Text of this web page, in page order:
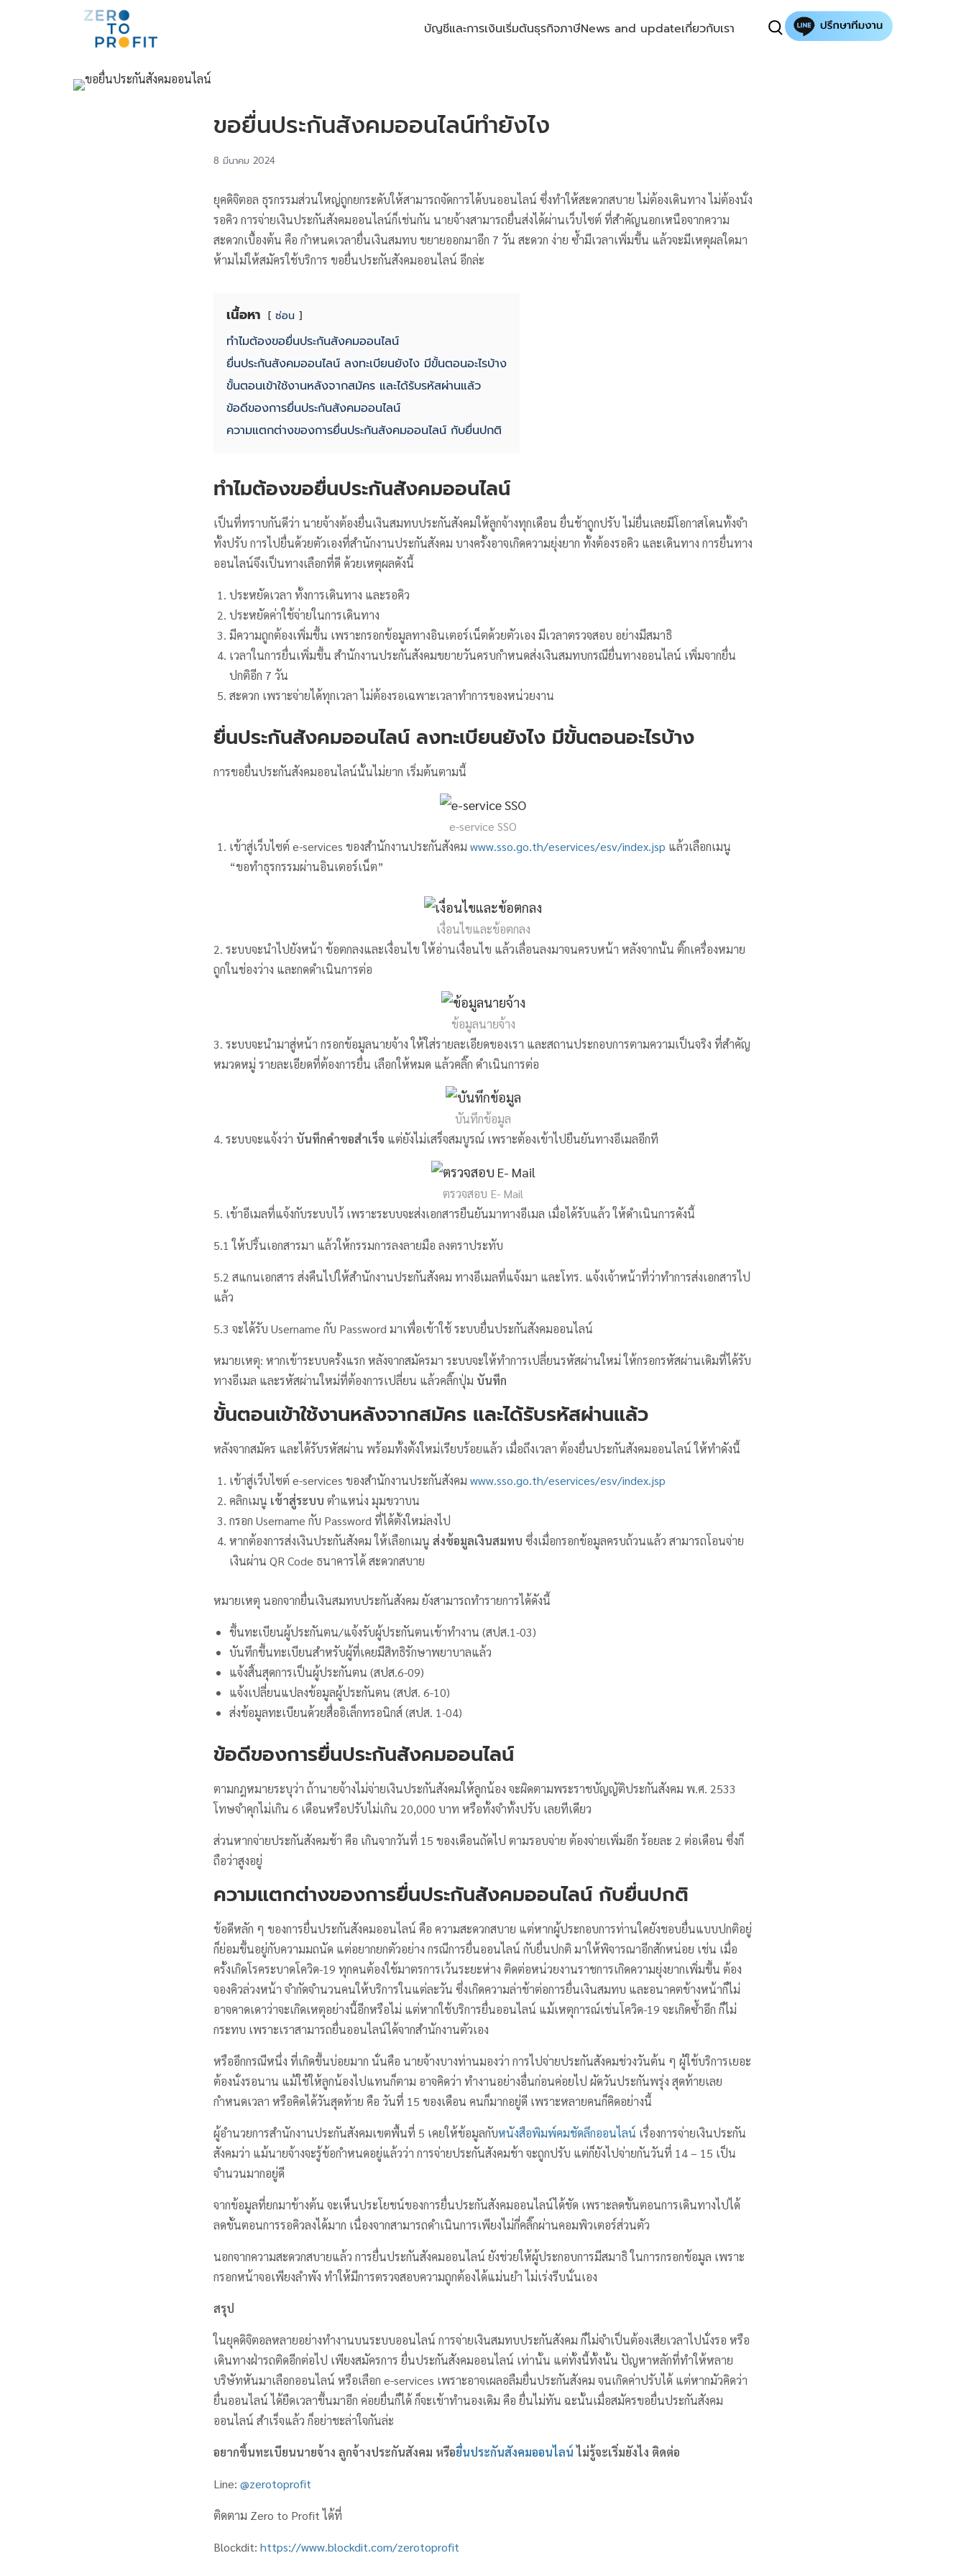
บัญชีและการเงินเริ่มต้นธุรกิจภาษีNews and updateเกี่ยวกับเรา
ขอยื่นประกันสังคมออนไลน์ทำยังไง
8 มีนาคม 2024
ยุคดิจิตอล ธุรกรรมส่วนใหญ่ถูกยกระดับให้สามารถจัดการได้บนออนไลน์ ซึ่งทำให้สะดวกสบาย ไม่ต้องเดินทาง ไม่ต้องนั่ง
รอคิว การจ่ายเงินประกันสังคมออนไลน์ก็เช่นกัน นายจ้างสามารถยื่นส่งได้ผ่านเว็บไซต์ ที่สำคัญนอกเหนือจากความ
สะดวกเบื้องต้น คือ กำหนดเวลายื่นเงินสมทบ ขยายออกมาอีก 7 วัน สะดวก ง่าย ซ้ำมีเวลาเพิ่มขึ้น แล้วจะมีเหตุผลใดมา
ห้ามไม่ให้สมัครใช้บริการ ขอยื่นประกันสังคมออนไลน์ อีกล่ะ
เนื้อหา ซ่อน
ทำไมต้องขอยื่นประกันสังคมออนไลน์
ยื่นประกันสังคมออนไลน์ ลงทะเบียนยังไง มีขั้นตอนอะไรบ้าง
ขั้นตอนเข้าใช้งานหลังจากสมัคร และได้รับรหัสผ่านแล้ว
ข้อดีของการยื่นประกันสังคมออนไลน์
ความแตกต่างของการยื่นประกันสังคมออนไลน์ กับยื่นปกติ
ทำไมต้องขอยื่นประกันสังคมออนไลน์
เป็นที่ทราบกันดีว่า นายจ้างต้องยื่นเงินสมทบประกันสังคมให้ลูกจ้างทุกเดือน ยื่นช้าถูกปรับ ไม่ยื่นเลยมีโอกาสโดนทั้งจำ
ทั้งปรับ การไปยื่นด้วยตัวเองที่สำนักงานประกันสังคม บางครั้งอาจเกิดความยุ่งยาก ทั้งต้องรอคิว และเดินทาง การยื่นทาง
ออนไลน์จึงเป็นทางเลือกที่ดี ด้วยเหตุผลดังนี้
ประหยัดเวลา ทั้งการเดินทาง และรอคิว
ประหยัดค่าใช้จ่ายในการเดินทาง
มีความถูกต้องเพิ่มขึ้น เพราะกรอกข้อมูลทางอินเตอร์เน็ตด้วยตัวเอง มีเวลาตรวจสอบ อย่างมีสมาธิ
เวลาในการยื่นเพิ่มขึ้น สำนักงานประกันสังคมขยายวันครบกำหนดส่งเงินสมทบกรณียื่นทางออนไลน์ เพิ่มจากยื่น
ปกติอีก 7 วัน
สะดวก เพราะจ่ายได้ทุกเวลา ไม่ต้องรอเฉพาะเวลาทำการของหน่วยงาน
ยื่นประกันสังคมออนไลน์ ลงทะเบียนยังไง มีขั้นตอนอะไรบ้าง
การขอยื่นประกันสังคมออนไลน์นั้นไม่ยาก เริ่มต้นตามนี้
e-service SSO
เข้าสู่เว็บไซต์ e-services ของสำนักงานประกันสังคม www.sso.go.th/eservices/esv/index.jsp แล้วเลือกเมนู
“ขอทำธุรกรรมผ่านอินเตอร์เน็ต”
เงื่อนไขและข้อตกลง
2. ระบบจะนำไปยังหน้า ข้อตกลงและเงื่อนไข ให้อ่านเงื่อนไข แล้วเลื่อนลงมาจนครบหน้า หลังจากนั้น ติ๊กเครื่องหมาย
ถูกในช่องว่าง และกดดำเนินการต่อ
ข้อมูลนายจ้าง
3. ระบบจะนำมาสู่หน้า กรอกข้อมูลนายจ้าง ให้ใส่รายละเอียดของเรา และสถานประกอบการตามความเป็นจริง ที่สำคัญ
หมวดหมู่ รายละเอียดที่ต้องการยื่น เลือกให้หมด แล้วคลิ๊ก ดำเนินการต่อ
บันทึกข้อมูล
4. ระบบจะแจ้งว่า บันทึกคำขอสำเร็จ แต่ยังไม่เสร็จสมบูรณ์ เพราะต้องเข้าไปยืนยันทางอีเมลอีกที
ตรวจสอบ E- Mail
5. เข้าอีเมลที่แจ้งกับระบบไว้ เพราะระบบจะส่งเอกสารยืนยันมาทางอีเมล เมื่อได้รับแล้ว ให้ดำเนินการดังนี้
5.1 ให้ปริ้นเอกสารมา แล้วให้กรรมการลงลายมือ ลงตราประทับ
5.2 สแกนเอกสาร ส่งคืนไปให้สำนักงานประกันสังคม ทางอีเมลที่แจ้งมา และโทร. แจ้งเจ้าหน้าที่ว่าทำการส่งเอกสารไป
แล้ว
5.3 จะได้รับ Username กับ Password มาเพื่อเข้าใช้ ระบบยื่นประกันสังคมออนไลน์
หมายเหตุ: หากเข้าระบบครั้งแรก หลังจากสมัครมา ระบบจะให้ทําการเปลี่ยนรหัสผ่านใหม่ ให้กรอกรหัสผ่านเดิมที่ได้รับ
ทางอีเมล และรหัสผ่านใหม่ที่ต้องการเปลี่ยน แล้วคลิ๊กปุ่ม บันทึก
ขั้นตอนเข้าใช้งานหลังจากสมัคร และได้รับรหัสผ่านแล้ว
หลังจากสมัคร และได้รับรหัสผ่าน พร้อมทั้งตั้งใหม่เรียบร้อยแล้ว เมื่อถึงเวลา ต้องยื่นประกันสังคมออนไลน์ ให้ทำดังนี้
เข้าสู่เว็บไซต์ e-services ของสำนักงานประกันสังคม www.sso.go.th/eservices/esv/index.jsp
คลิกเมนู เข้าสู่ระบบ ตำแหน่ง มุมขวาบน
กรอก Username กับ Password ที่ได้ตั้งใหม่ลงไป
หากต้องการส่งเงินประกันสังคม ให้เลือกเมนู ส่งข้อมูลเงินสมทบ ซึ่งเมื่อกรอกข้อมูลครบถ้วนแล้ว สามารถโอนจ่าย
เงินผ่าน QR Code ธนาคารได้ สะดวกสบาย
หมายเหตุ นอกจากยื่นเงินสมทบประกันสังคม ยังสามารถทำรายการได้ดังนี้
ขึ้นทะเบียนผู้ประกันตน/แจ้งรับผู้ประกันตนเข้าทํางาน (สปส.1-03)
บันทึกขึ้นทะเบียนสําหรับผู้ที่เคยมีสิทธิรักษาพยาบาลแล้ว
แจ้งสิ้นสุดการเป็นผู้ประกันตน (สปส.6-09)
แจ้งเปลี่ยนแปลงข้อมูลผู้ประกันตน (สปส. 6-10)
ส่งข้อมูลทะเบียนด้วยสื่ออิเล็กทรอนิกส์ (สปส. 1-04)
ข้อดีของการยื่นประกันสังคมออนไลน์
ตามกฎหมายระบุว่า ถ้านายจ้างไม่จ่ายเงินประกันสังคมให้ลูกน้อง จะผิดตามพระราชบัญญัติประกันสังคม พ.ศ. 2533
โทษจำคุกไม่เกิน 6 เดือนหรือปรับไม่เกิน 20,000 บาท หรือทั้งจำทั้งปรับ เลยทีเดียว
ส่วนหากจ่ายประกันสังคมช้า คือ เกินจากวันที่ 15 ของเดือนถัดไป ตามรอบจ่าย ต้องจ่ายเพิ่มอีก ร้อยละ 2 ต่อเดือน ซึ่งก็
ถือว่าสูงอยู่
ความแตกต่างของการยื่นประกันสังคมออนไลน์ กับยื่นปกติ
ข้อดีหลัก ๆ ของการยื่นประกันสังคมออนไลน์ คือ ความสะดวกสบาย แต่หากผู้ประกอบการท่านใดยังชอบยื่นแบบปกติอยู่
ก็ย่อมขึ้นอยู่กับความมถนัด แต่อยากยกตัวอย่าง กรณีการยื่นออนไลน์ กับยื่นปกติ มาให้พิจารณาอีกสักหน่อย เช่น เมื่อ
ครั้งเกิดโรคระบาดโควิด-19 ทุกคนต้องใช้มาตรการเว้นระยะห่าง ติดต่อหน่วยงานราชการเกิดความยุ่งยากเพิ่มขึ้น ต้อง
จองคิวล่วงหน้า จำกัดจำนวนคนให้บริการในแต่ละวัน ซึ่งเกิดความล่าช้าต่อการยื่นเงินสมทบ และอนาคตข้างหน้าก็ไม่
อาจคาดเดาว่าจะเกิดเหตุอย่างนี้อีกหรือไม่ แต่หากใช้บริการยื่นออนไลน์ แม้เหตุการณ์เช่นโควิด-19 จะเกิดซ้ำอีก ก็ไม่
กระทบ เพราะเราสามารถยื่นออนไลน์ได้จากสำนักงานตัวเอง
หรืออีกกรณีหนึ่ง ที่เกิดขึ้นบ่อยมาก นั่นคือ นายจ้างบางท่านมองว่า การไปจ่ายประกันสังคมช่วงวันต้น ๆ ผู้ใช้บริการเยอะ
ต้องนั่งรอนาน แม้ใช้ให้ลูกน้องไปแทนก็ตาม อาจคิดว่า ทำงานอย่างอื่นก่อนค่อยไป ผัดวันประกันพรุ่ง สุดท้ายเลย
กำหนดเวลา หรือคิดได้วันสุดท้าย คือ วันที่ 15 ของเดือน คนก็มากอยู่ดี เพราะหลายคนก็คิดอย่างนี้
ผู้อำนวยการสำนักงานประกันสังคมเขตพื้นที่ 5 เคยให้ข้อมูลกับหนังสือพิมพ์คมชัดลึกออนไลน์ เรื่องการจ่ายเงินประกัน
สังคมว่า แม้นายจ้างจะรู้ข้อกำหนดอยู่แล้วว่า การจ่ายประกันสังคมช้า จะถูกปรับ แต่ก็ยังไปจ่ายกันวันที่ 14 – 15 เป็น
จำนวนมากอยู่ดี
จากข้อมูลที่ยกมาข้างต้น จะเห็นประโยชน์ของการยื่นประกันสังคมออนไลน์ได้ชัด เพราะลดขั้นตอนการเดินทางไปได้
ลดขั้นตอนการรอคิวลงได้มาก เนื่องจากสามารถดำเนินการเพียงไม่กี่คลิ๊กผ่านคอมพิวเตอร์ส่วนตัว
นอกจากความสะดวกสบายแล้ว การยื่นประกันสังคมออนไลน์ ยังช่วยให้ผู้ประกอบการมีสมาธิ ในการกรอกข้อมูล เพราะ
กรอกหน้าจอเพียงลำพัง ทำให้มีการตรวจสอบความถูกต้องได้แม่นยำ ไม่เร่งรีบนั่นเอง
สรุป
ในยุคดิจิตอลหลายอย่างทำงานบนระบบออนไลน์ การจ่ายเงินสมทบประกันสังคม ก็ไม่จำเป็นต้องเสียเวลาไปนั่งรอ หรือ
เดินทางฝ่ารถติดอีกต่อไป เพียงสมัครการ ยื่นประกันสังคมออนไลน์ เท่านั้น แต่ทั้งนี้ทั้งนั้น ปัญหาหลักที่ทำให้หลาย
บริษัทหันมาเลือกออนไลน์ หรือเลือก e-services เพราะอาจเผลอลืมยื่นประกันสังคม จนเกิดค่าปรับได้ แต่หากมัวคิดว่า
ยื่นออนไลน์ ได้ยืดเวลาขึ้นมาอีก ค่อยยื่นก็ได้ ก็จะเข้าทำนองเดิม คือ ยื่นไม่ทัน ฉะนั้นเมื่อสมัครขอยื่นประกันสังคม
ออนไลน์ สำเร็จแล้ว ก็อย่าชะล่าใจกันล่ะ
อยากขึ้นทะเบียนนายจ้าง ลูกจ้างประกันสังคม หรือยื่นประกันสังคมออนไลน์ไม่รู้จะเริ่มยังไง ติดต่อ
Line: @zerotoprofit
ติดตาม Zero to Profit ได้ที่
Blockdit: https://www.blockdit.com/zerotoprofit